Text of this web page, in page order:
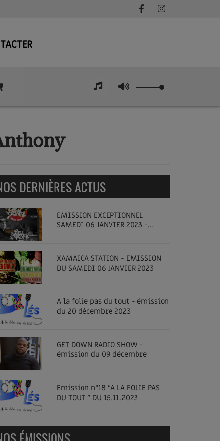
DERNIÈRES ACTUS
EMISSION EXCEPTIONNEL
SAMEDI 06 JANVIER 2023 -
XAMAICA STATION - EMISSION
DU SAMEDI 06 JANVIER 2023
A la folie pas du tout - émission
du 20 décembre 2023
GET DOWN RADIO SHOW -
émission du 09 décembre
Emission n°18 "A LA FOLIE PAS
DU TOUT " DU 15.11.2023